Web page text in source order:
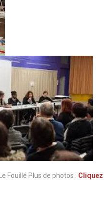
Fouillé Plus de photos :